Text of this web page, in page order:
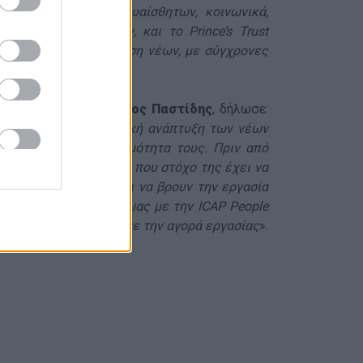
όσο και των ευαίσθητων, κοινωνικά,
Προσκόπων, και το Prince’s Trust
τοποθέτηση νέων, με σύγχρονες
Γιώργος Παστίδης, δήλωσε:
στην προσωπική ανάπτυξη των νέων
την απασχολησιμότητα τους. Πριν από
Trust International που στόχο της έχει να
να αναζητήσουν και να βρουν την εργασία
Η δε συνεργασία μας με την ICAP People
εκπαιδευόμενους με την αγορά εργασίας».